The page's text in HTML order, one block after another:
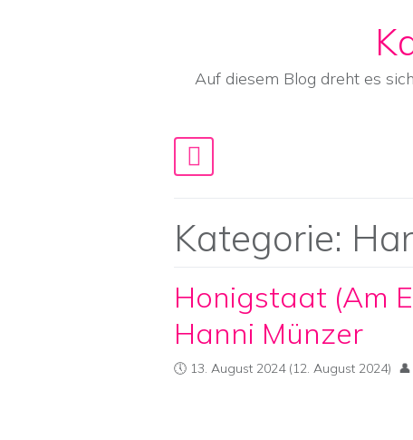
Auf diesem Blog dreht es
Main Navigation
Kategorie:
Honigstaat (Am
Hanni Münzer
13. August 2024(12. August 2024)